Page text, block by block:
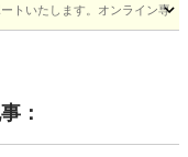
トいたします。オンライン専
：